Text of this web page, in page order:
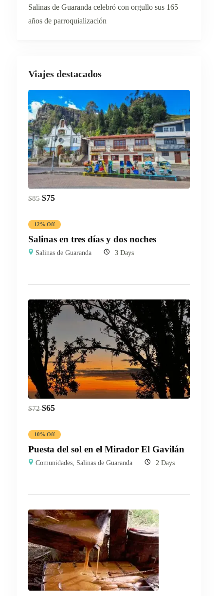
Salinas de Guaranda celebró con orgullo sus 165
años de parroquialización
Viajes destacados
$85 $75
12% Off
Salinas en tres días y dos noches
Salinas de Guaranda 3 Days
$72 $65
10% Off
Puesta del sol en el Mirador El Gavilán
Comunidades Salinas de Guaranda 2 Days